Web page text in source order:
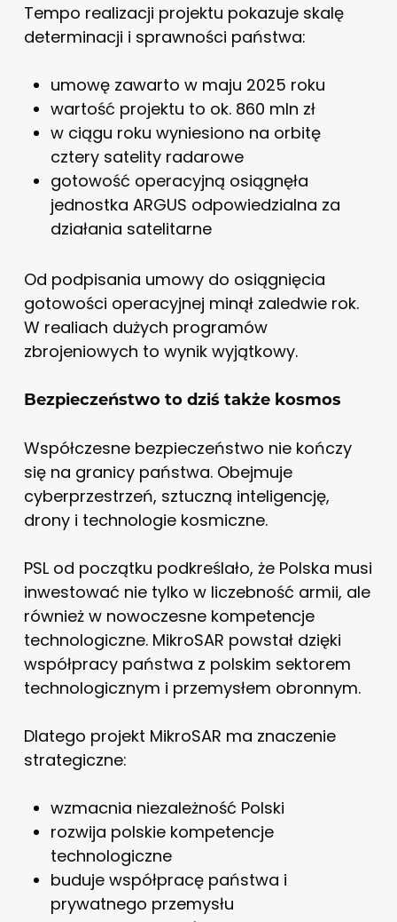
Tempo realizacji projektu pokazuje skalę
determinacji i sprawności państwa:
umowę zawarto w maju 2025 roku
wartość projektu to ok. 860 mln zł
w ciągu roku wyniesiono na orbitę
cztery satelity radarowe
gotowość operacyjną osiągnęła
jednostka ARGUS odpowiedzialna za
działania satelitarne
Od podpisania umowy do osiągnięcia
gotowości operacyjnej minął zaledwie rok.
W realiach dużych programów
zbrojeniowych to wynik wyjątkowy.
Bezpieczeństwo to dziś także kosmos
Współczesne bezpieczeństwo nie kończy
się na granicy państwa. Obejmuje
cyberprzestrzeń, sztuczną inteligencję,
drony i technologie kosmiczne.
PSL od początku podkreślało, że Polska musi
inwestować nie tylko w liczebność armii, ale
również w nowoczesne kompetencje
technologiczne. MikroSAR powstał dzięki
współpracy państwa z polskim sektorem
technologicznym i przemysłem obronnym.
Dlatego projekt MikroSAR ma znaczenie
strategiczne:
wzmacnia niezależność Polski
rozwija polskie kompetencje
technologiczne
buduje współpracę państwa i
prywatnego przemysłu